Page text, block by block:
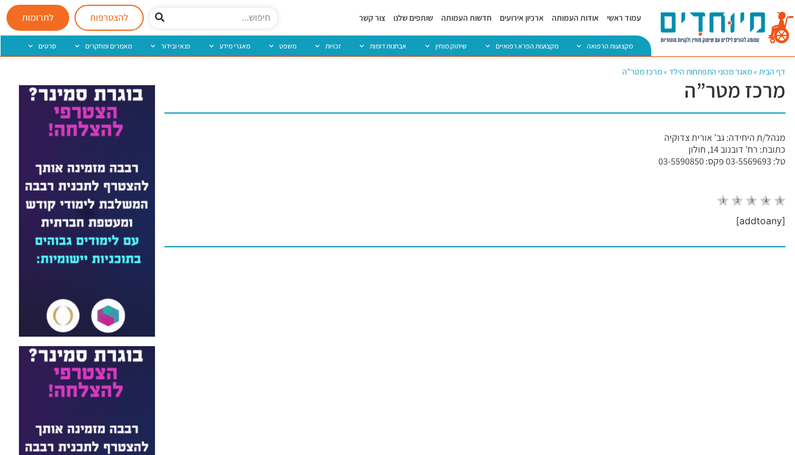
עמוד ראשי אודות העמותה ארכיון אירועים חדשות העמותה שותפים שלנו צור קשר להצטרפות לתרומות
מקצועות הרפואה מקצועות הפרא רפואיים שיתוק מוחין אבחנות דומות זכויות משפט מאגרי מידע פנאי ובידור מאמרים ומחקרים סרטים
דף הבית »מאגר מכוני התפתחות הילד »מרכז מטר”ה
מרכז מטר”ה
מנהל/ת היחידה: גב’ אורית צדוקיה
כתובת: רח’ דובנוב 14, חולון
טל: 03-5569693 פקס: 03-5590850
[addtoany]